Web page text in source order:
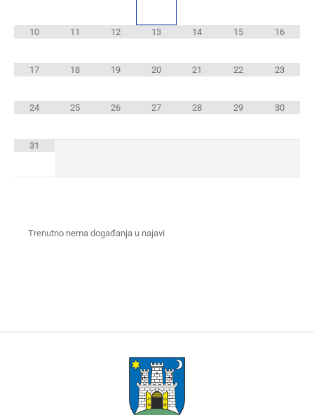
10 11 12 13 14 15 16
17 18 19 20 21 22 23
24 25 26 27 28 29 30
31
Trenutno nema događanja u najavi